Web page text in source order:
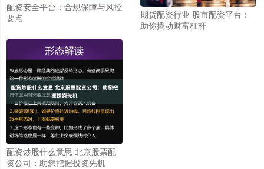
配资安全平台：合规保障与风控
要点
期货配资行业 股市配资平台：
助你撬动财富杠杆
配资炒股什么意思 北京股票配
资公司：助您把握投资先机